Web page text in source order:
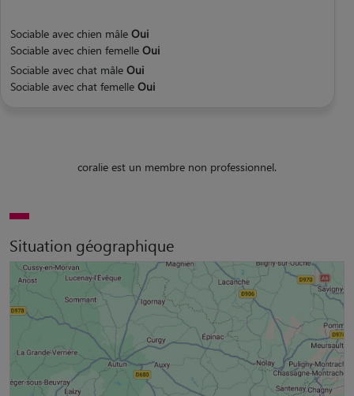
Sociable avec chien mâle Oui
Sociable avec chien femelle Oui
Sociable avec chat mâle Oui
Sociable avec chat femelle Oui
coralie est un membre non professionnel.
Situation géographique